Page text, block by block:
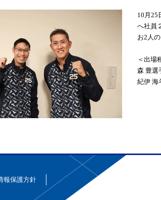
10月25
へ社員
お2人
＜出場
森 豊選
紀伊 海
報保護方針